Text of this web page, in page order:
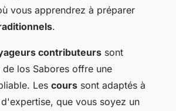
vous apprendrez à préparer
.
contributeurs sont
de los Sabores offre une
Les cours sont adaptés à
que vous soyez un